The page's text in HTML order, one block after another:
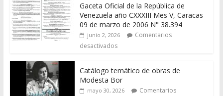
Gaceta Oficial de la República de
Venezuela año CXXXIII Mes V, Caracas
09 de marzo de 2006 N° 38.394
junio 2, 2026
Comentarios
desactivados
Catálogo temático de obras de
Modesta Bor
mayo 30, 2026
Comentarios